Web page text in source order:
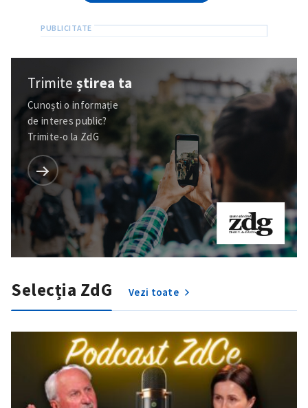
Trimiteștirea ta
Cunoști o informație
de interes public?
Trimite-o la ZdG
Selecția ZdG Vezi toate